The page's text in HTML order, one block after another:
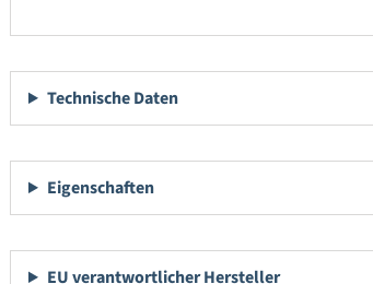
Technische Daten
Eigenschaften
EU verantwortlicher Hersteller